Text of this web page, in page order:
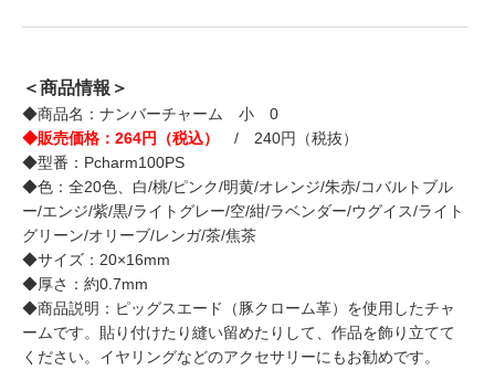
＜商品情報＞
◆商品名：ナンバーチャーム 小 0
◆販売価格：264円（税込）
/ 240円（税抜）
◆型番：Pcharm100PS
◆色：全20色、白/桃/ピンク/明黄/オレンジ/朱赤/コバルトブル
ー/エンジ/紫/黒/ライトグレー/空/紺/ラベンダー/ウグイス/ライト
グリーン/オリーブ/レンガ/茶/焦茶
◆サイズ：20×16mm
◆厚さ：約0.7mm
◆商品説明：ピッグスエード（豚クローム革）を使用したチャ
ームです。貼り付けたり縫い留めたりして、作品を飾り立てて
ください。イヤリングなどのアクセサリーにもお勧めです。